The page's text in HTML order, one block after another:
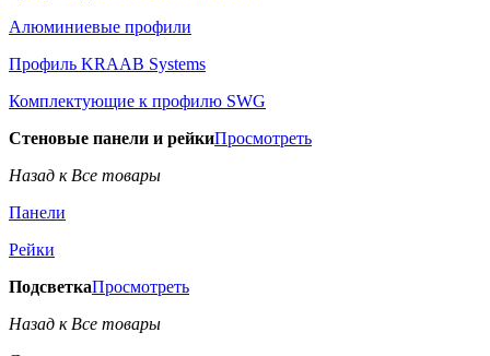
Алюминиевые профили
Профиль KRAAB Systems
Комплектующие к профилю SWG
Стеновые панели и рейкиПросмотреть
Назад к Все товары
Панели
Рейки
ПодсветкаПросмотреть
Назад к Все товары